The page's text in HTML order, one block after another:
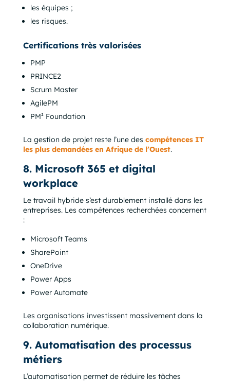
les équipes ;
les risques.
Certifications très valorisées
PMP
PRINCE2
Scrum Master
AgilePM
PM² Foundation
La gestion de projet reste l’une des compétences IT
les plus demandées en Afrique de l’Ouest.
8. Microsoft 365 et digital
workplace
Le travail hybride s’est durablement installé dans les
entreprises. Les compétences recherchées concernent
:
Microsoft Teams
SharePoint
OneDrive
Power Apps
Power Automate
Les organisations investissent massivement dans la
collaboration numérique.
9. Automatisation des processus
métiers
L’automatisation permet de réduire les tâches